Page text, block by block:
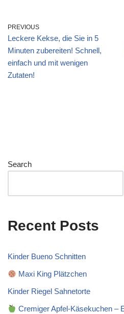
PREVIOUS
Leckere Kekse, die Sie in 5
Minuten zubereiten! Schnell,
einfach und mit wenigen
Zutaten!
Search
Recent Posts
Kinder Bueno Schnitten
Maxi King Plätzchen
Kinder Riegel Sahnetorte
Cremiger Apfel-Käsekuchen –